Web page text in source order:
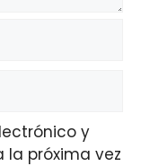
y
próxima vez